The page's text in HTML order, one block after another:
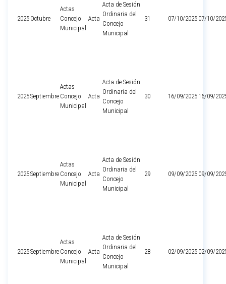
2025 Octubre
Actas
Concejo
Municipal
Acta
Acta de Sesión
Ordinaria del
Concejo
Municipal
31 07/10/2025 07/10/
2025Septiembre
Actas
Concejo
Municipal
Acta
Acta de Sesión
Ordinaria del
Concejo
Municipal
30 16/09/2025 16/09/
2025Septiembre
Actas
Concejo
Municipal
Acta
Acta de Sesión
Ordinaria del
Concejo
Municipal
29 09/09/2025 09/09/
2025Septiembre
Actas
Concejo
Municipal
Acta
Acta de Sesión
Ordinaria del
Concejo
Municipal
28 02/09/2025 02/09/